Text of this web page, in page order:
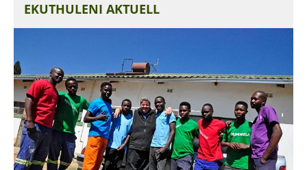
EKUTHULENI AKTUELL